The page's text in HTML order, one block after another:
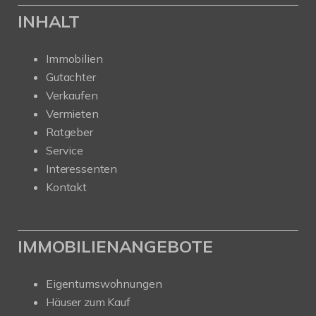
INHALT
Immobilien
Gutachter
Verkaufen
Vermieten
Ratgeber
Service
Interessenten
Kontakt
IMMOBILIENANGEBOTE
Eigentumswohnungen
Häuser zum Kauf